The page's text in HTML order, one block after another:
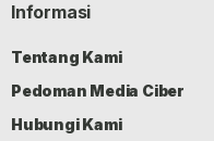
Informasi
Tentang Kami
Pedoman Media Ciber
Hubungi Kami